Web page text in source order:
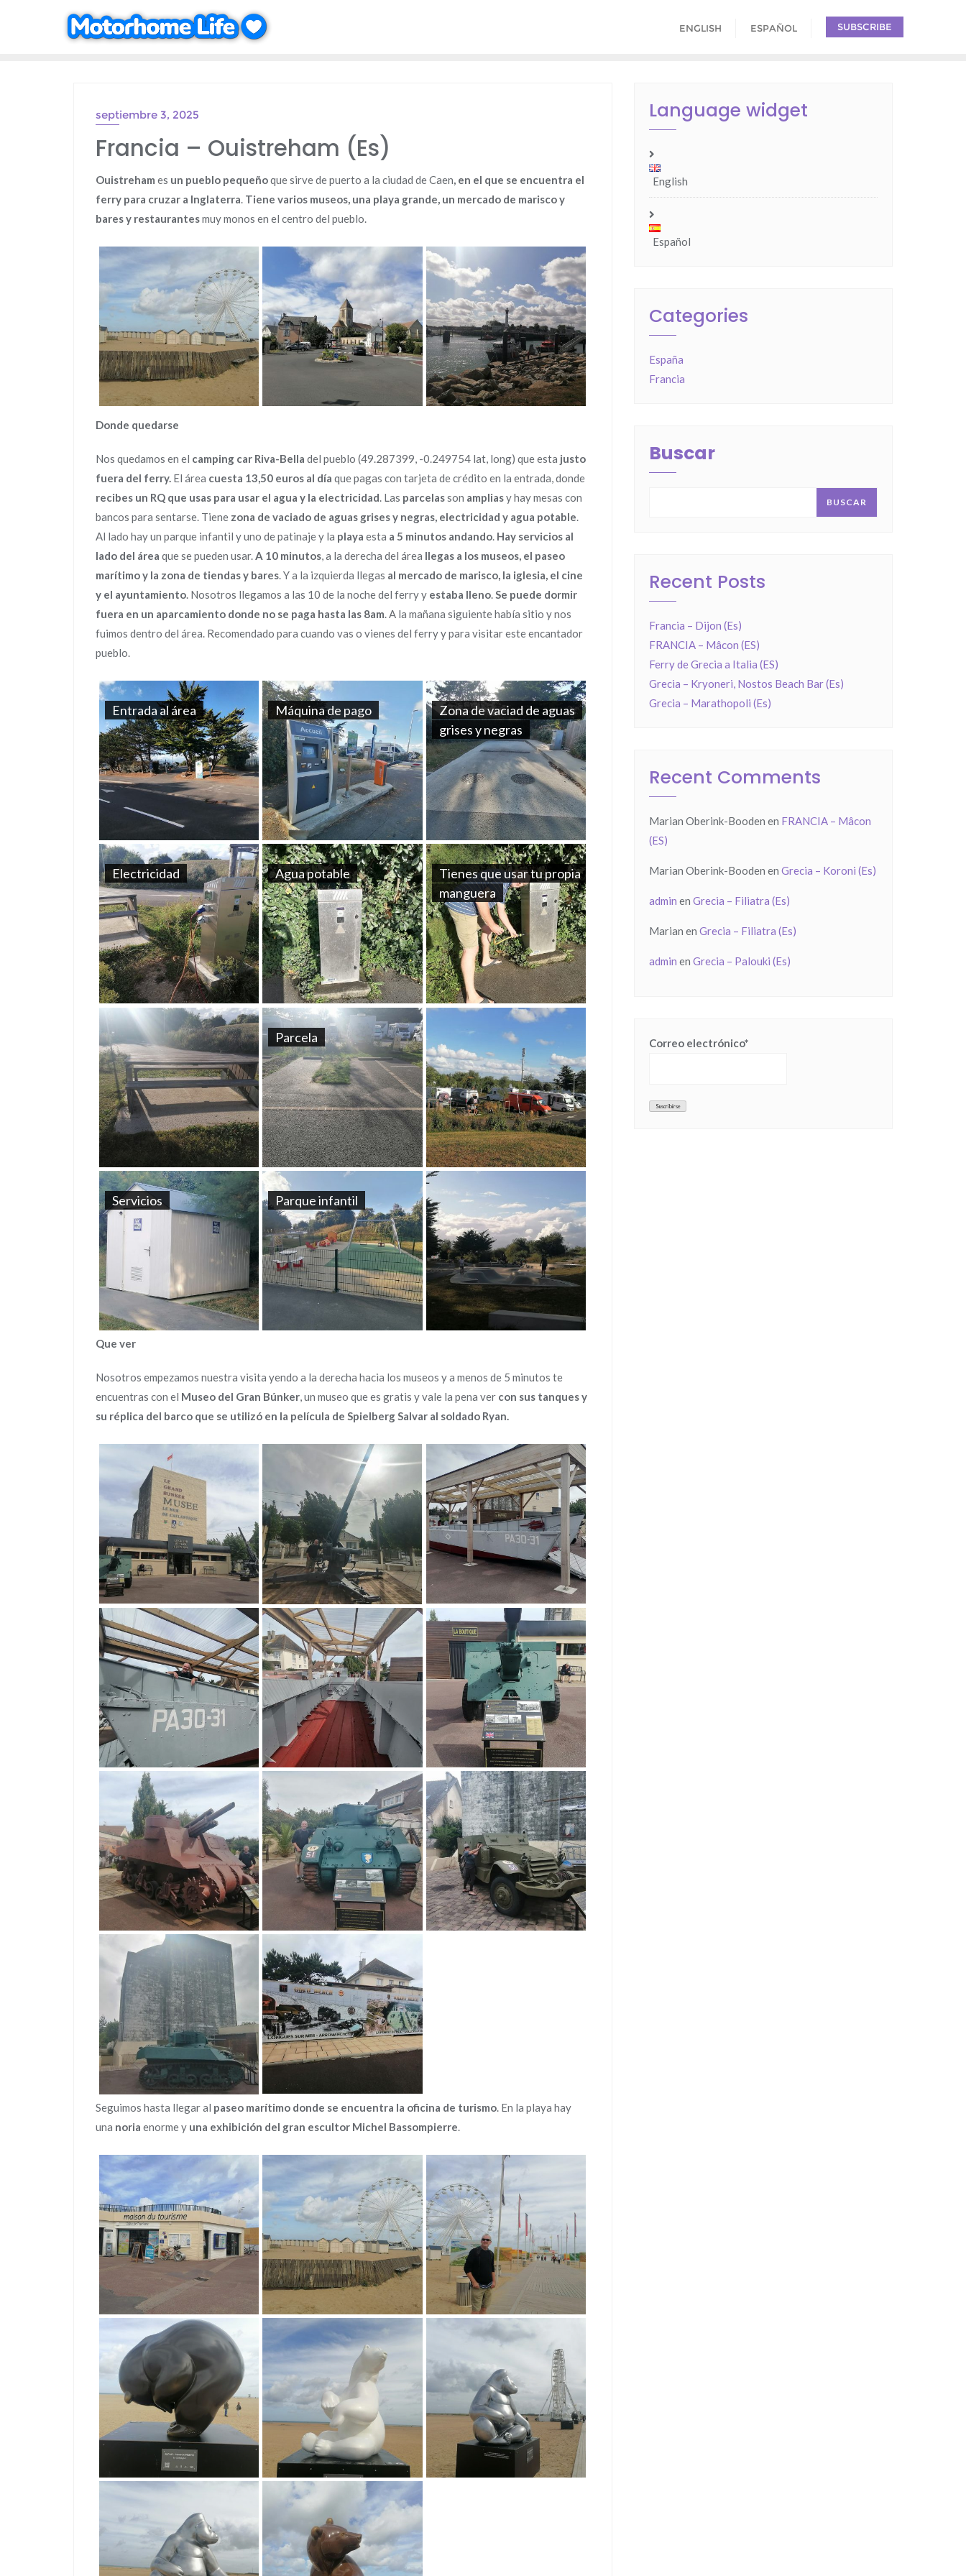
ENGLISH ESPAÑOL SUBSCRIBE
septiembre 3, 2025
Francia – Ouistreham (Es)
Ouistreham es un pueblo pequeñoque sirve de puerto a la ciudad de Caen, en el que se encuentra el
ferry para cruzar a Inglaterra. Tiene varios museos, una playa grande, un mercado de marisco y
bares y restaurantesmuy monos en el centro del pueblo.
Donde quedarse
Nos quedamos en el camping car Riva-Bella del pueblo (49.287399, -0.249754 lat, long) que esta justo
fuera del ferry. El área cuesta 13,50 euros al día que pagas con tarjeta de crédito en la entrada, donde
recibes un RQ que usas para usar el agua y la electricidad. Las parcelasson ampliasy hay mesas con
bancos para sentarse. Tiene zona de vaciado de aguas grises y negras, electricidad y agua potable.
Al lado hay un parque infantil y uno de patinaje y la playa esta a 5 minutos andando. Hay servicios al
lado del área que se pueden usar.A 10 minutos, a la derecha del área llegas a los museos, el paseo
marítimo y la zona de tiendas y bares. Y a la izquierda llegas al mercado de marisco, la iglesia, el cine
y el ayuntamiento. Nosotros llegamos a las 10 de la noche del ferry y estaba lleno.Se puede dormir
fuera en un aparcamiento donde no se paga hasta las 8am. A la mañana siguiente había sitio y nos
fuimos dentro del área. Recomendado para cuando vas o vienes del ferry y para visitar este encantador
pueblo.
Entrada al área Máquina de pago
Zona de vaciad de aguas
grises y negras
Electricidad Agua potable
Tienes que usar tu propia
manguera
Parcela
Servicios Parque infantil
Que ver
Nosotros empezamos nuestra visita yendo a la derecha hacia los museos y a menos de 5 minutos te
encuentras con el Museo del Gran Búnker, un museo que es gratis y vale la pena ver con sus tanques y
su réplica del barco que se utilizó en la película de Spielberg Salvar al soldado Ryan.
Seguimos hasta llegar al paseo marítimo donde se encuentra la oficina de turismo. En la playa hay
una noria enorme y una exhibición del gran escultor Michel Bassompierre.
Language widget
English
Español
Categories
España
Francia
Buscar
BUSCAR
Recent Posts
Francia – Dijon (Es)
FRANCIA – Mâcon (ES)
Ferry de Grecia a Italia (ES)
Grecia – Kryoneri, Nostos Beach Bar (Es)
Grecia – Marathopoli (Es)
Recent Comments
Marian Oberink-Booden en FRANCIA – Mâcon
(ES)
Marian Oberink-Booden en Grecia – Koroni (Es)
admin en Grecia – Filiatra (Es)
Marian en Grecia – Filiatra (Es)
admin en Grecia – Palouki (Es)
Correo electrónico*